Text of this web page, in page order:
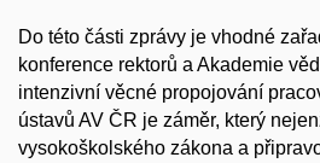
Do této části zprávy je vhodné
konference rektorů a Akademie
intenzivní věcné propojování
ústavů AV ČR je záměr, který
vysokoškolského zákona a